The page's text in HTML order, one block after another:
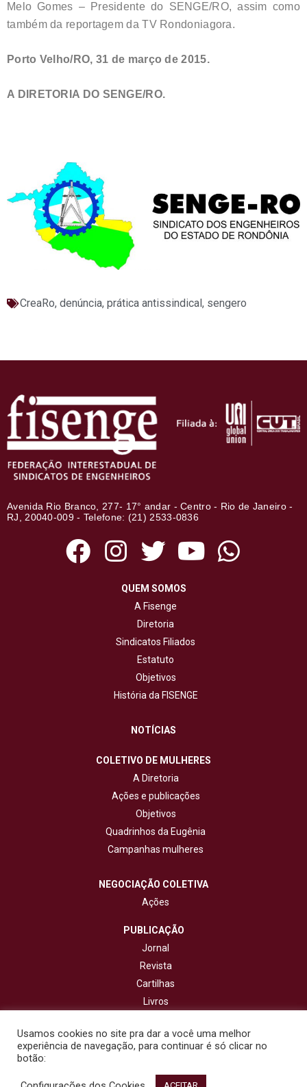
Melo Gomes – Presidente do SENGE/RO, assim como
também da reportagem da TV Rondoniagora.
Porto Velho/RO, 31 de março de 2015.
A DIRETORIA DO SENGE/RO.
CreaRo, denúncia, prática antissindical, sengero
Avenida Rio Branco, 277- 17° andar - Centro - Rio de Janeiro -
RJ, 20040-009 - Telefone: (21) 2533-0836
QUEM SOMOS
A Fisenge
Diretoria
Sindicatos Filiados
Estatuto
Objetivos
História da FISENGE
NOTÍCIAS
COLETIVO DE MULHERES
A Diretoria
Ações e publicações
Objetivos
Quadrinhos da Eugênia
Campanhas mulheres
NEGOCIAÇÃO COLETIVA
Ações
PUBLICAÇÃO
Jornal
Revista
Cartilhas
Livros
CONTATO
© 2020 - Fisenge - Federação Interestadual de Sindicatos de
Usamos cookies no site pra dar a você uma melhor
experiência de navegação, para continuar é só clicar no
botão: